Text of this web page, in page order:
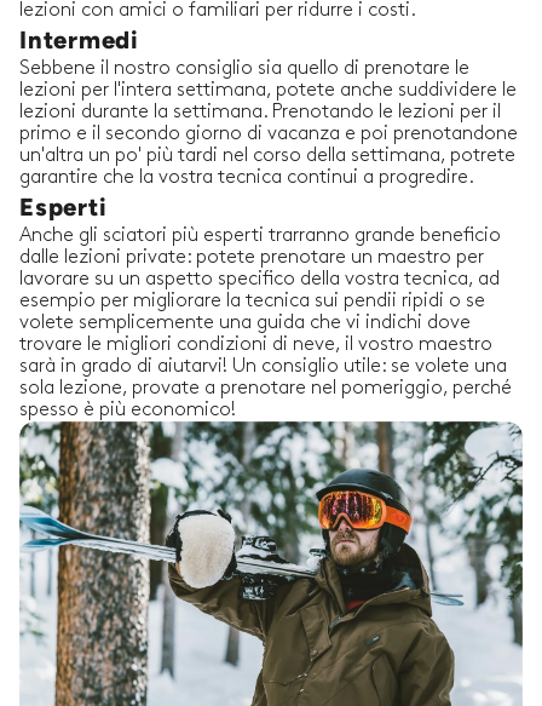
lezioni con amici o familiari per ridurre i costi.
Intermedi
Sebbene il nostro consiglio sia quello di prenotare le
lezioni per l'intera settimana, potete anche suddividere le
lezioni durante la settimana. Prenotando le lezioni per il
primo e il secondo giorno di vacanza e poi prenotandone
un'altra un po' più tardi nel corso della settimana, potrete
garantire che la vostra tecnica continui a progredire.
Esperti
Anche gli sciatori più esperti trarranno grande beneficio
dalle lezioni private: potete prenotare un maestro per
lavorare su un aspetto specifico della vostra tecnica, ad
esempio per migliorare la tecnica sui pendii ripidi o se
volete semplicemente una guida che vi indichi dove
trovare le migliori condizioni di neve, il vostro maestro
sarà in grado di aiutarvi! Un consiglio utile: se volete una
sola lezione, provate a prenotare nel pomeriggio, perché
spesso è più economico!